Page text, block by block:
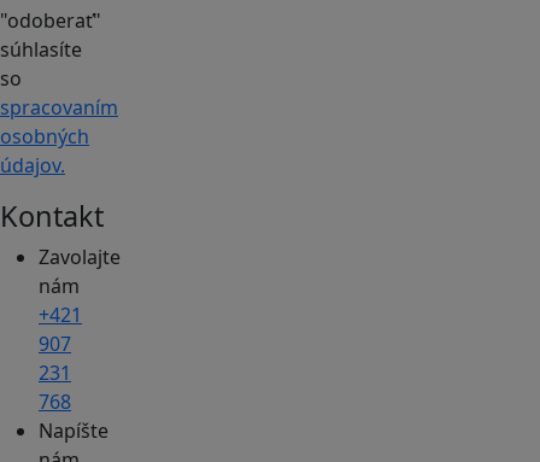
"odoberať"
súhlasíte
so
spracovaním
osobných
údajov.
Kontakt
Zavolajte
nám
+421
907
231
768
Napíšte